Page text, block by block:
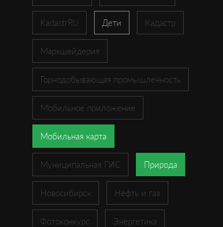
KadastrRU Дети Кадастр
Маркшейдерия
Горнодобывающая промышленность
Мобильное приложение
Мобильная карта
Муниципальная ГИС Природа
Новосибирск Нефть и газ
Фотоконкурс Энергетика